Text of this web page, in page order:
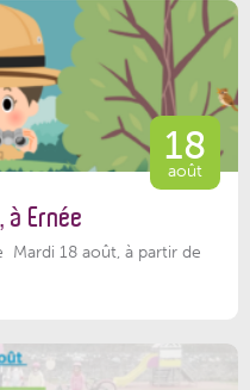
18
août
Ernée
Mardi 18 août, à partir de